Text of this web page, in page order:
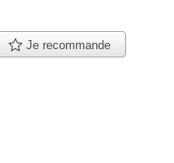
Je recommande